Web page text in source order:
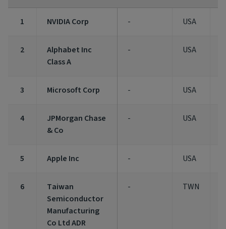
1 NVIDIA Corp - USA
2
Alphabet Inc
Class A
- USA
3 Microsoft Corp - USA
4
JPMorgan Chase
& Co
- USA
5 Apple Inc - USA
6
Taiwan
Semiconductor
Manufacturing
Co Ltd ADR
- TWN